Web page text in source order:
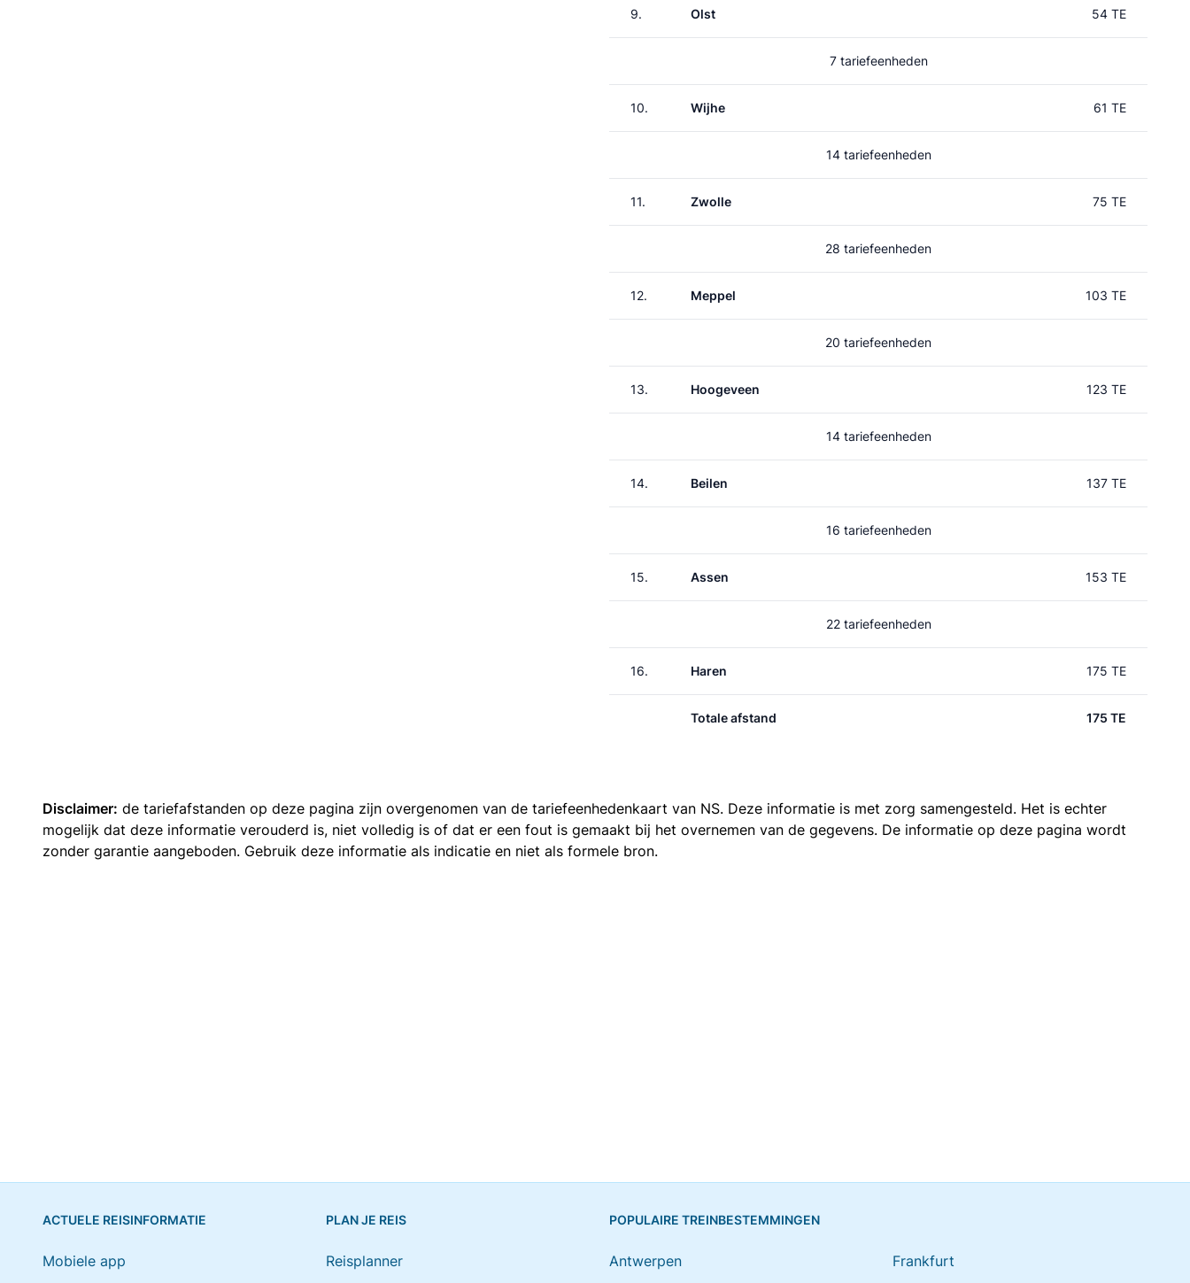
9. Olst 54 TE
7 tariefeenheden
10. Wijhe 61 TE
14 tariefeenheden
11. Zwolle 75 TE
28 tariefeenheden
12. Meppel 103 TE
20 tariefeenheden
13. Hoogeveen 123 TE
14 tariefeenheden
14. Beilen 137 TE
16 tariefeenheden
15. Assen 153 TE
22 tariefeenheden
16. Haren 175 TE
Totale afstand 175 TE
Disclaimer: de tariefafstanden op deze pagina zijn overgenomen van de tariefeenhedenkaart van NS. Deze informatie is met zorg samengesteld. Het is echter
mogelijk dat deze informatie verouderd is, niet volledig is of dat er een fout is gemaakt bij het overnemen van de gegevens. De informatie op deze pagina wordt
zonder garantie aangeboden. Gebruik deze informatie als indicatie en niet als formele bron.
ACTUELE REISINFORMATIE
Mobiele app
PLAN JE REIS
Reisplanner
POPULAIRE TREINBESTEMMINGEN
Antwerpen Frankfurt